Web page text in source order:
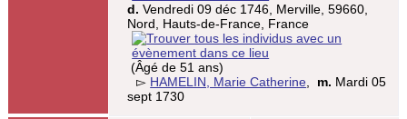
d. Vendredi 09 déc 1746, Merville, 59660,
Nord, Hauts-de-France, France
(Âgé de 51 ans)
▻ HAMELIN, Marie Catherine m. Mardi 05
sept 1730